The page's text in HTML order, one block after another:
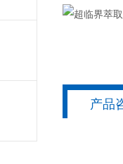
产品